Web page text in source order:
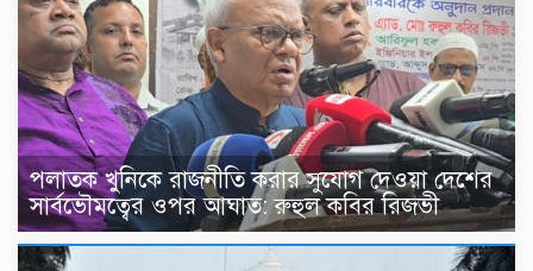
পলাতক খুনিকে রাজনীতি করার সুযোগ দেওয়া দেশের
সার্বভৌমত্বের ওপর আঘাত: রুহুল কবির রিজভী